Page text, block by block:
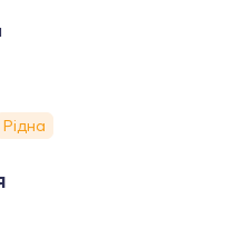
Рідна